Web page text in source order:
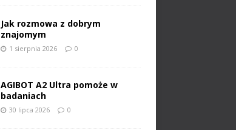
Jak rozmowa z dobrym
znajomym
1 sierpnia 2026 0
AGIBOT A2 Ultra pomoże w
badaniach
30 lipca 2026 0